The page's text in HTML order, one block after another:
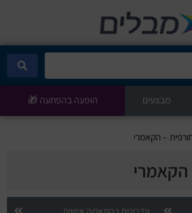
מבצעים הופעה בהפתעה 🎁
– הקאמרי
הקאמרי